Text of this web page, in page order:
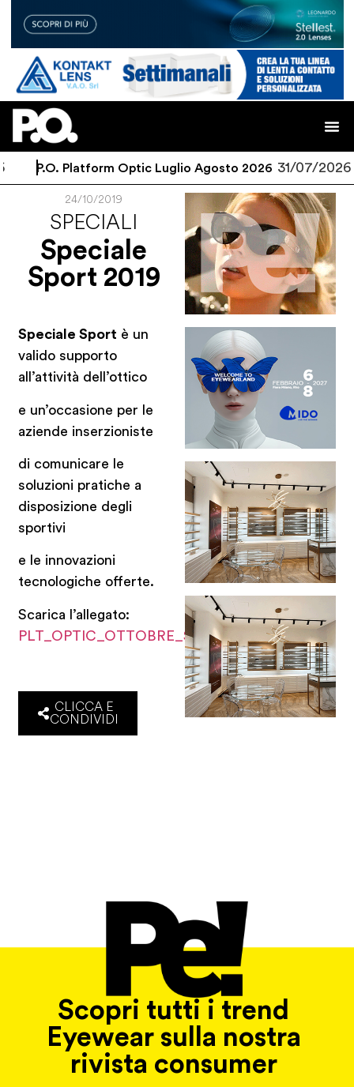
P.O. Platform Optic Luglio Agosto 2026 31/07/2026
24/10/2019
SPECIALI
Speciale
Sport 2019
Speciale Sport è un
valido supporto
all’attività dell’ottico
e un’occasione per le
aziende inserzioniste
di comunicare le
soluzioni pratiche a
disposizione degli
sportivi
e le innovazioni
tecnologiche offerte.
Scarica l’allegato:
PLT_OPTIC_OTTOBRE_SpecialeSPORT.pdf
CLICCA E
CONDIVIDI
Scopri tutti i trend
Eyewear sulla nostra
rivista consumer